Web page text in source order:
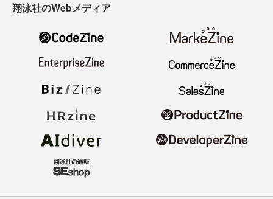
翔泳社のWebメディア